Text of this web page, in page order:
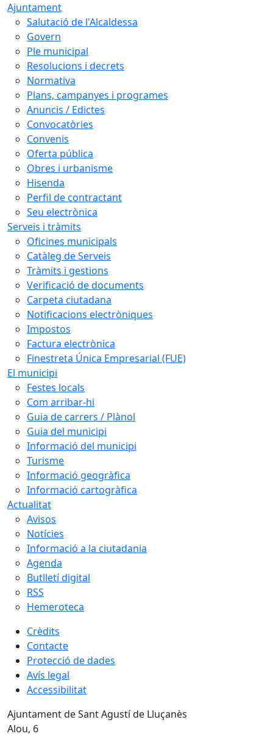
Ajuntament
Salutació de l'Alcaldessa
Govern
Ple municipal
Resolucions i decrets
Normativa
Plans, campanyes i programes
Anuncis / Edictes
Convocatòries
Convenis
Oferta pública
Obres i urbanisme
Hisenda
Perfil de contractant
Seu electrònica
Serveis i tràmits
Oficines municipals
Catàleg de Serveis
Tràmits i gestions
Verificació de documents
Carpeta ciutadana
Notificacions electròniques
Impostos
Factura electrònica
Finestreta Única Empresarial (FUE)
El municipi
Festes locals
Com arribar-hi
Guia de carrers / Plànol
Guia del municipi
Informació del municipi
Turisme
Informació geogràfica
Informació cartogràfica
Actualitat
Avisos
Notícies
Informació a la ciutadania
Agenda
Butlletí digital
RSS
Hemeroteca
Crèdits
Contacte
Protecció de dades
Avís legal
Accessibilitat
Ajuntament de Sant Agustí de Lluçanès
Alou, 6